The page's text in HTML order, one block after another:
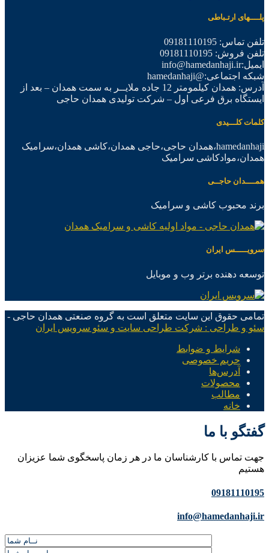
پلــــهای ارتـباطی
تلفن تماس: 09181110195
تلفن فروش: 09181110195
ایمیل:info@hamedanhaji.ir
شبکه اجتماعی:@hamedanhaji
آدرس: همدان کیلمومتر 12 جاده ملایــر به سمت همدان – بعد از
ایستگاه برق فرعی اول – شرکت تولیدی همدان حاجی
کلمات کلـــیدی
hamedanhaji،همدان حاجی،حاجی همدان،کاشی همدان،سرامیک
همدان،موادکاشی سرامیک
همــــدان حاجــی
برند محبوب کاشی و سرامیک
سرویـــــس ایران
توسعه دهنده برتر وب و موبایل
تمامی حقوق این سایت متعلق است به گروه صنعتی همدان حاجی -
سئو و طراحی : شرکت طراحی سایت و سئو سرویس ایران
شرایط و ضوابط
حریم خصوصی
آدرس‌ها
محصولات
مطالب
خانه
گفتگو با ما
جهت تماس با کارشناسان ما در هر زمان پاسخگوی شما عزیزان
هستیم
09181110195
info@hamedanhaji.ir